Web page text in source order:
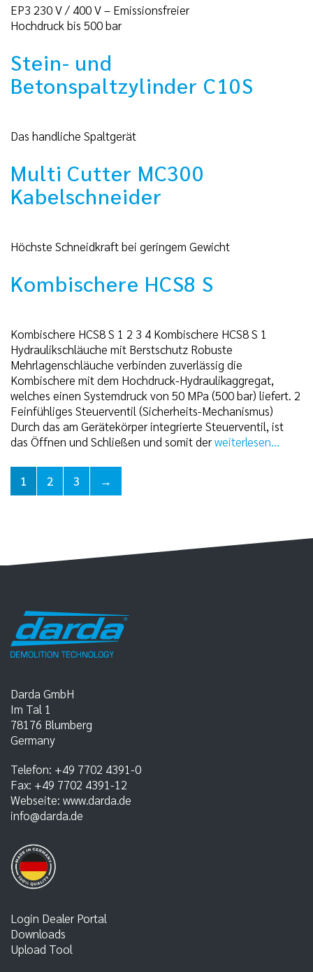
EP3 230 V / 400 V – Emissionsfreier
Hochdruck bis 500 bar
Stein- und
Betonspaltzylinder C10S
Das handliche Spaltgerät
Multi Cutter MC300
Kabelschneider
Höchste Schneidkraft bei geringem Gewicht
Kombischere HCS8 S
Kombischere HCS8 S 1 2 3 4 Kombischere HCS8 S 1
Hydraulikschläuche mit Berstschutz Robuste
Mehrlagenschläuche verbinden zuverlässig die
Kombischere mit dem Hochdruck-Hydraulikaggregat,
welches einen Systemdruck von 50 MPa (500 bar) liefert. 2
Feinfühliges Steuerventil (Sicherheits-Mechanismus)
Durch das am Gerätekörper integrierte Steuerventil, ist
das Öffnen und Schließen und somit derweiterlesen...
1 2 3 →
Darda GmbH
Im Tal 1
78176 Blumberg
Germany
Telefon: +49 7702 4391-0
Fax: +49 7702 4391-12
Webseite: www.darda.de
info@darda.de
Login Dealer Portal
Downloads
Upload Tool